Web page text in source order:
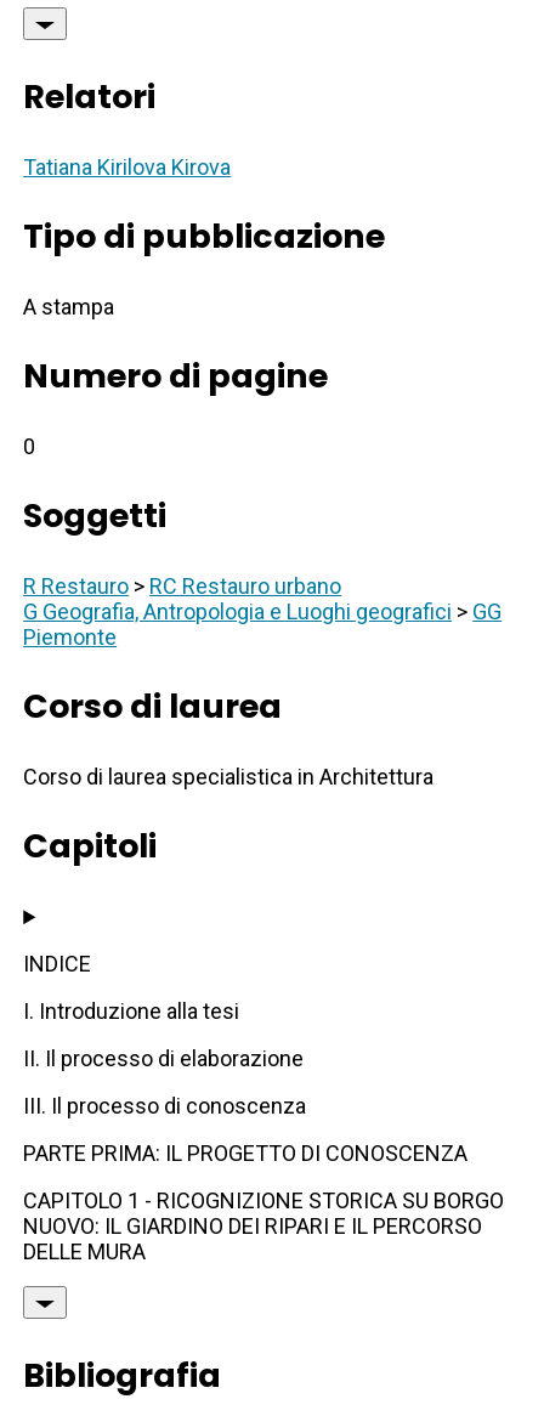
Relatori
Tatiana Kirilova Kirova
Tipo di pubblicazione
A stampa
Numero di pagine
0
Soggetti
R Restauro > RC Restauro urbano
G Geografia, Antropologia e Luoghi geografici > GG
Piemonte
Corso di laurea
Corso di laurea specialistica in Architettura
Capitoli
INDICE
I. Introduzione alla tesi
II. Il processo di elaborazione
III. Il processo di conoscenza
PARTE PRIMA: IL PROGETTO DI CONOSCENZA
CAPITOLO 1 - RICOGNIZIONE STORICA SU BORGO
NUOVO: IL GIARDINO DEI RIPARI E IL PERCORSO
DELLE MURA
Bibliografia